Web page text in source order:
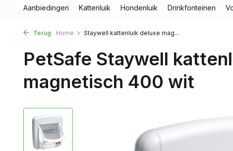
Aanbiedingen Kattenluik Hondenluik Drinkfonteinen
Terug Home Staywell kattenluik deluxe mag...
PetSafe Staywell
magnetisch 400 wit